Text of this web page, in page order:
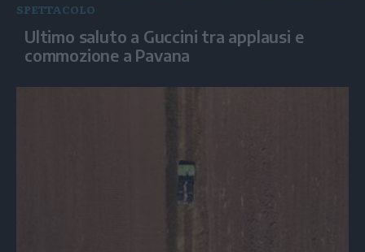
SPETTACOLO
Ultimo saluto a Guccini tra applausi e
commozione a Pavana